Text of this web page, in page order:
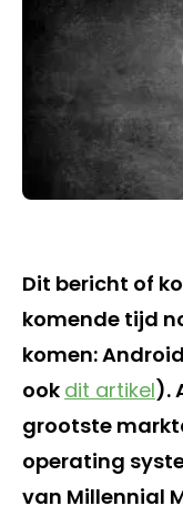
Dit bericht of
komende tijd
komen:
ook dit artikel).
grootste
operating
van Millennial